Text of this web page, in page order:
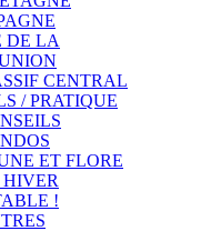
DE LA
CENTRAL
/ PRATIQUE
ET FLORE
HIVER
!